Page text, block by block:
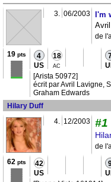
3. 06/2003
I'm
de
19 pts 4
US
18
AC
[Arista 50972]
écrit par Avril Lavigne,
Graham Edwards
Hilary Duff
4. 12/2003 #1
de
62 pts 42
US